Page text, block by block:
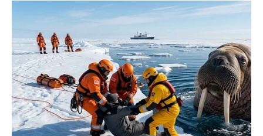
zaboravlja one koji su dugo čekali svoju karmičku
nagradu i da pravo vrijeme za sreću konačno dolazi.